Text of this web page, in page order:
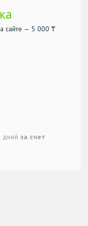
сайте — 5 000 ₸
дней за счет